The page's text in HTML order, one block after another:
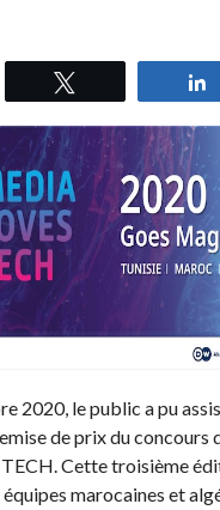
2020, le public a pu
de prix du concours
Cette troisième
marocaines et